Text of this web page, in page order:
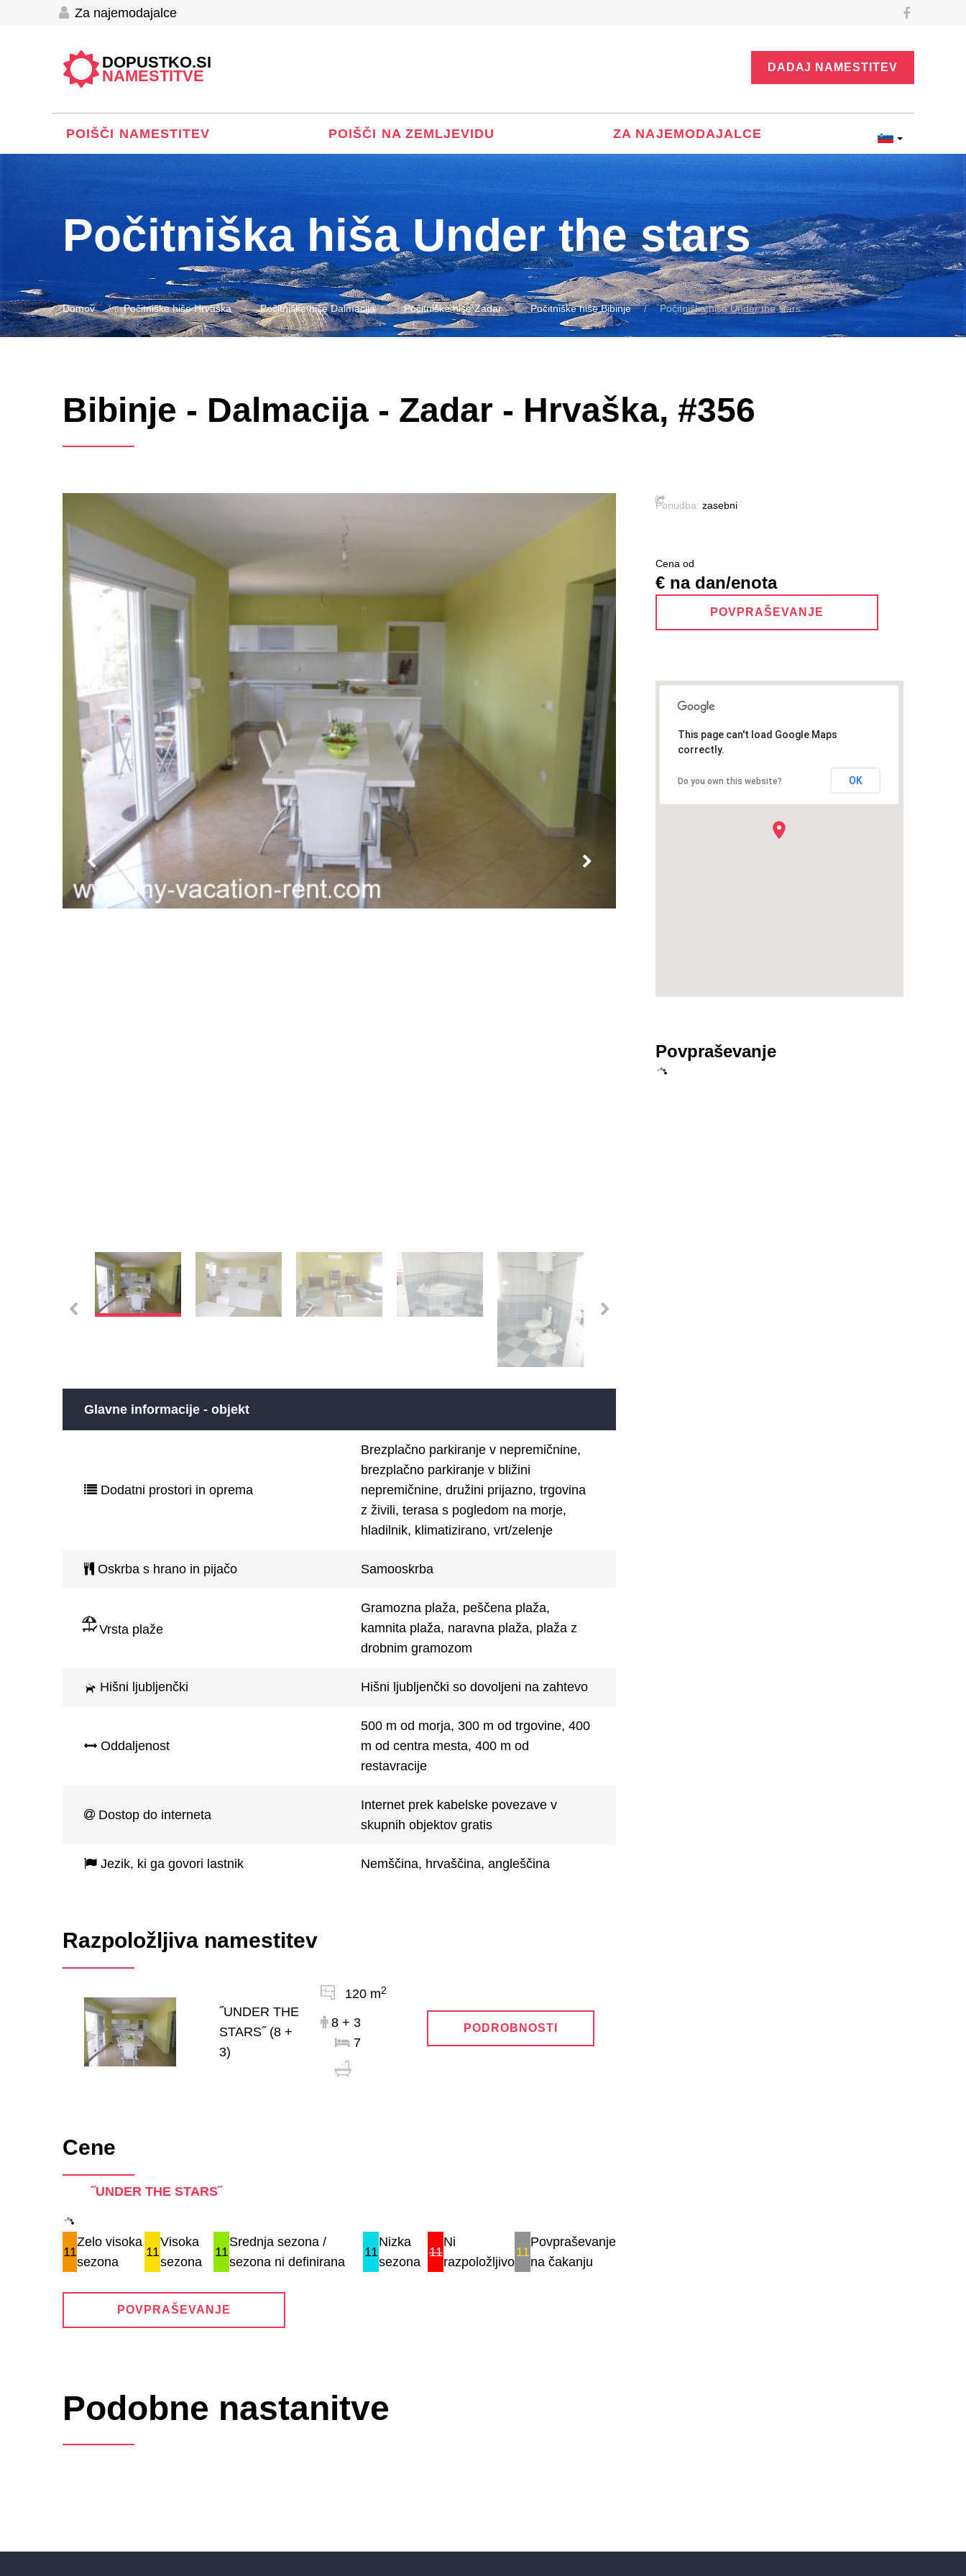
Za najemodajalce
DOPUSTKO.SI
NAMESTITVE DADAJ NAMESTITEV
POIŠČI NAMESTITEV POIŠČI NA ZEMLJEVIDU ZA NAJEMODAJALCE
Počitniška hiša Under the stars
Domov Počitniške hiše Hrvaška Počitniške hiše Dalmacija Počitniške hiše Zadar Počitniške hiše Bibinje Počitniška hiša Under the stars
Bibinje - Dalmacija - Zadar - Hrvaška, #356
Glavne informacije - objekt
Dodatni prostori in oprema
Brezplačno parkiranje v nepremičnine,
brezplačno parkiranje v bližini
nepremičnine, družini prijazno, trgovina
z živili, terasa s pogledom na morje,
hladilnik, klimatizirano, vrt/zelenje
Oskrba s hrano in pijačo Samooskrba
Vrsta plaže
Gramozna plaža, peščena plaža,
kamnita plaža, naravna plaža, plaža z
drobnim gramozom
Hišni ljubljenčki Hišni ljubljenčki so dovoljeni na zahtevo
Oddaljenost
500 m od morja, 300 m od trgovine, 400
m od centra mesta, 400 m od
restavracije
Dostop do interneta
Internet prek kabelske povezave v
skupnih objektov gratis
Jezik, ki ga govori lastnik Nemščina, hrvaščina, angleščina
Razpoložljiva namestitev
˝UNDER THE
STARS˝ (8 +
3)
120 m2
8 + 3
7
PODROBNOSTI
Cene
˝UNDER THE STARS˝
11
Zelo visoka
sezona
11
Visoka
sezona
11
Srednja sezona /
sezona ni definirana
11
Nizka
sezona
11
Ni
razpoložljivo
11
Povpraševanje
na čakanju
POVPRAŠEVANJE
Ponudba: zasebni
This page can't load Google Maps
correctly.
Do you own this website? OK
Cena od
€ na dan/enota
POVPRAŠEVANJE
Povpraševanje
Podobne nastanitve